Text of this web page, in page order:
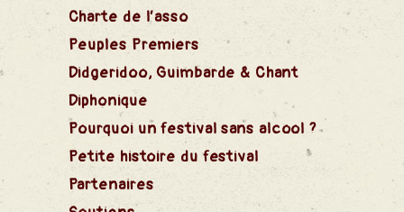
Charte de l’asso
Peuples Premiers
Didgeridoo, Guimbarde & Chant
Diphonique
Pourquoi un festival sans alcool ?
Petite histoire du festival
Partenaires